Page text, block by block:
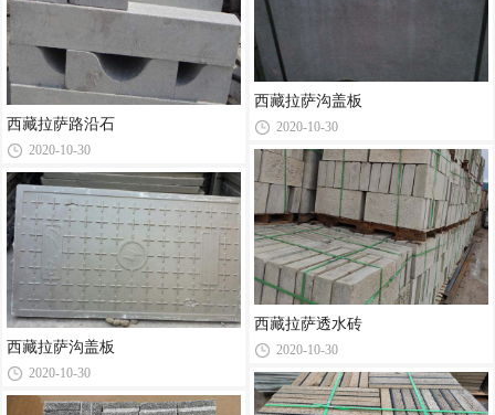
西藏拉萨路沿石
2020-10-30
西藏拉萨沟盖板
2020-10-30
西藏拉萨沟盖板
2020-10-30
西藏拉萨透水砖
2020-10-30